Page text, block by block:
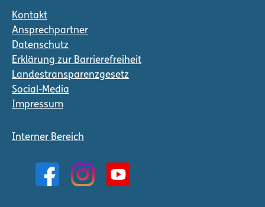
g
e
Kontakt
Ansprechpartner
Datenschutz
Erklärung zur Barrierefreiheit
Landestransparenzgesetz
Social-Media
Impressum
Interner Bereich